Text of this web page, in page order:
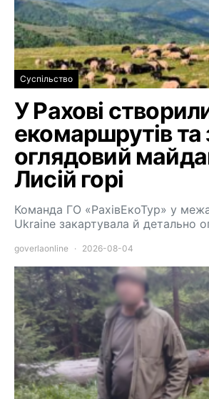
Суспільство
У Рахові
екомаршрутів та
оглядовий
Лисій горі
Команда ГО «РахівЕкоТур» у
Ukraine закартувала й детально
goverlaonline 2026-08-04